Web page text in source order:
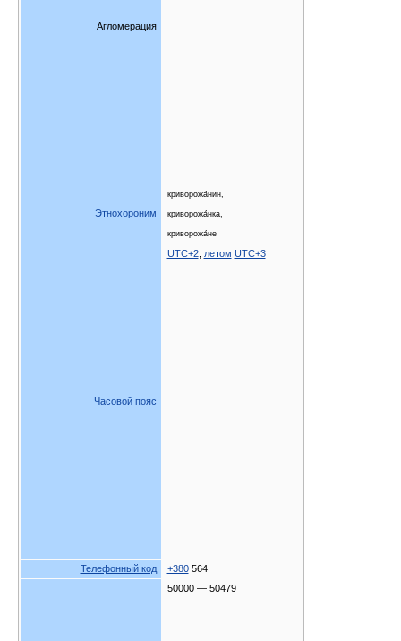
Агломерация
Этнохороним
криворожа́нин,
криворожа́нка,
криворожа́не
Часовой пояс
UTC+2, летом UTC+3
Телефонный код +380564
50000 — 50479